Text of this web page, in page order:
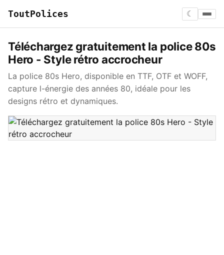
ToutPolices ☾
Téléchargez gratuitement la police 80s
Hero - Style rétro accrocheur
La police 80s Hero, disponible en TTF, OTF et WOFF,
capture l-énergie des années 80, idéale pour les
designs rétro et dynamiques.